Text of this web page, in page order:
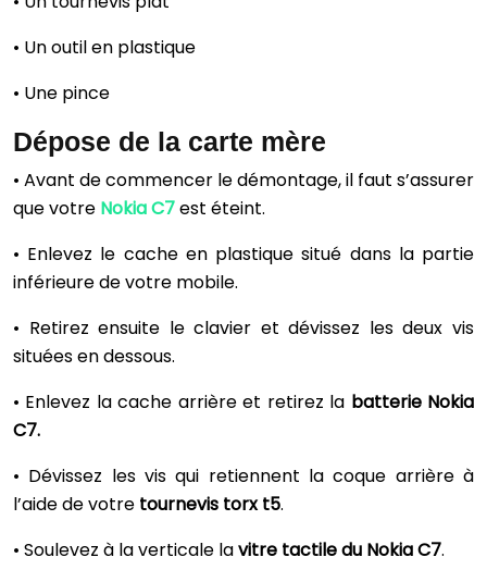
• Un outil en plastique
• Une pince
Dépose de la carte mère
• Avant de commencer le démontage, il faut s’assurer
que votre Nokia C7est éteint.
• Enlevez le cache en plastique situé dans la partie
inférieure de votre mobile.
• Retirez ensuite le clavier et dévissez les deux vis
situées en dessous.
• Enlevez la cache arrière et retirez la batterie Nokia
C7.
• Dévissez les vis qui retiennent la coque arrière à
l’aide de votre tournevis torx t5.
• Soulevez à la verticale lavitre tactile du Nokia C7.